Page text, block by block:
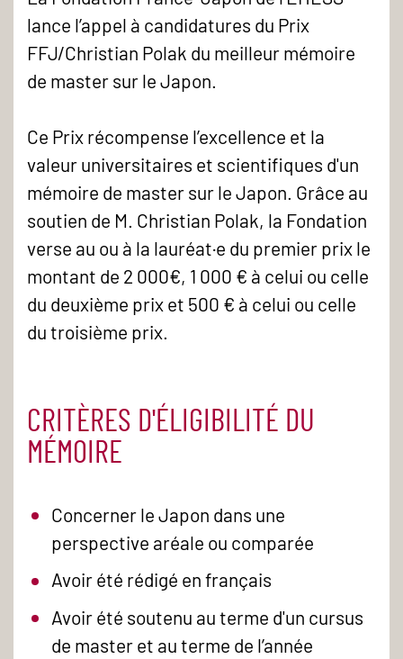
lance l’appel à candidatures du Prix
FFJ/Christian Polak du meilleur mémoire
de master sur le Japon.
Ce Prix récompense l’excellence et la
valeur universitaires et scientifiques d'un
mémoire de master sur le Japon. Grâce au
soutien de M. Christian Polak, la Fondation
verse au ou à la lauréat·e du premier prix le
montant de 2 000€, 1 000 € à celui ou celle
du deuxième prix et 500 € à celui ou celle
du troisième prix.
CRITÈRES D'ÉLIGIBILITÉ DU
MÉMOIRE
Concerner le Japon dans une
perspective aréale ou comparée
Avoir été rédigé en français
Avoir été soutenu au terme d'un cursus
de master et au terme de l’année